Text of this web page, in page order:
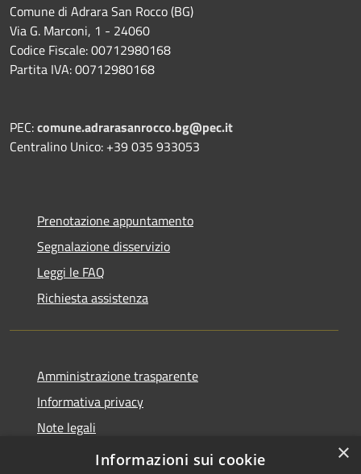
Comune di Adrara San Rocco (BG)
Via G. Marconi, 1 - 24060
Codice Fiscale: 00712980168
Partita IVA: 00712980168
PEC:comune.adrarasanrocco.bg@pec.it
Centralino Unico: +39 035 933053
Prenotazione appuntamento
Segnalazione disservizio
Leggi le FAQ
Richiesta assistenza
Amministrazione trasparente
Informativa privacy
Note legali
Dichiarazione di accessibilità
×
Informazioni sui cookie